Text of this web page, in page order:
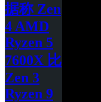
据称 Zen
4 AMD
Ryzen 5
7600X 比
Zen 3
Ryzen 9